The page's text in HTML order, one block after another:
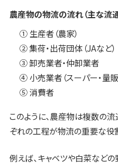
農産物の物流の流れ（主な流
① 生産者（農家）
② 集荷・出荷団体（JAなど）
③ 卸売業者・仲卸業者
④ 小売業者（スーパー・量販
⑤ 消費者
このように、農産物は複数の
ぞれの工程が物流の重要な役
例えば、キャベツや白菜など